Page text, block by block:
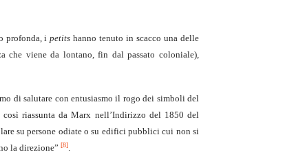
profonda, ipetits hanno tenuto in scacco una delle
che viene da lontano, fin dal passato coloniale),
di salutare con entusiasmo il rogo dei simboli del
riassunta da Marx nell’Indirizzo del 1850 del
su persone odiate o su edifici pubblici cui non si
la direzione” [8]